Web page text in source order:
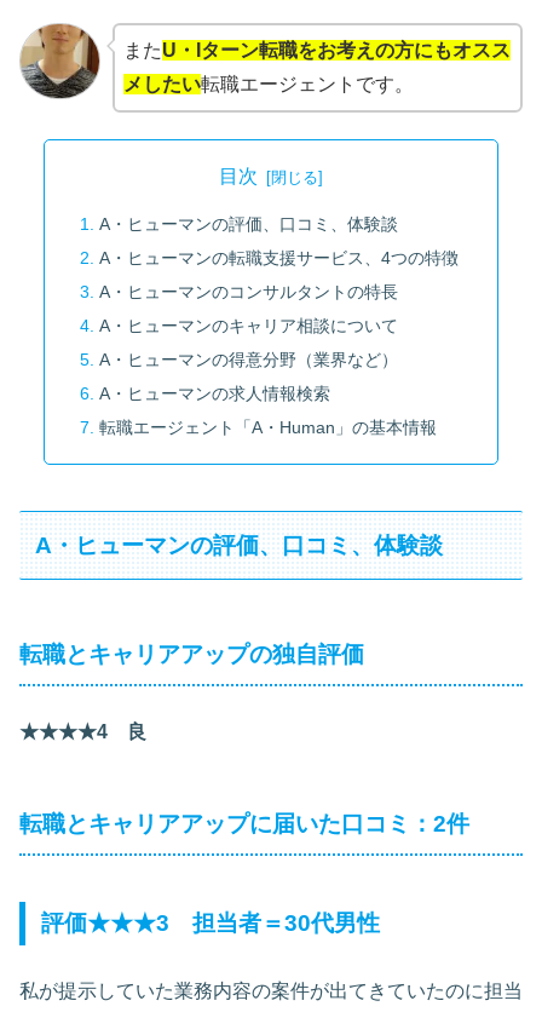
またU・Iターン転職をお考えの方にもオスス
メしたい転職エージェントです。
目次
A・ヒューマンの評価、口コミ、体験談
A・ヒューマンの転職支援サービス、4つの特徴
A・ヒューマンのコンサルタントの特長
A・ヒューマンのキャリア相談について
A・ヒューマンの得意分野（業界など）
A・ヒューマンの求人情報検索
転職エージェント「A・Human」の基本情報
A・ヒューマンの評価、口コミ、体験談
転職とキャリアアップの独自評価
★★★★4 良
転職とキャリアアップに届いた口コミ：2件
評価★★★3 担当者＝30代男性
私が提示していた業務内容の案件が出てきていたのに担当